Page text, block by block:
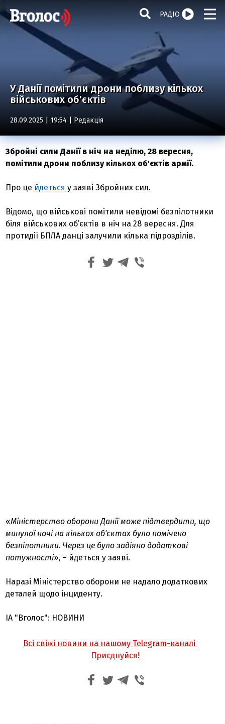
РАДІО
У Данії помітили дрони поблизу кількох
військових об'єктів
28.09.2025 | 19:54 | Редакція
Збройні сили Данії в ніч на неділю, 28 вересня,
помітили дрони поблизу кількох об'єктів армії.
Про це йдетьсяу заяві Збройних сил.
Відомо, що військові помітили невідомі безпілотники
біля військових об’єктів в ніч на 28 вересня. Для
протидії БПЛА данці залучили кілька підрозділів.
«Міністерство оборони Данії може підтвердити, що
минулої ночі на кількох об'єктах було помічено
безпілотники. Через це було задіяно додаткові
потужності», – йдеться у заяві.
Наразі Міністерство оборони не надало додаткових
деталей щодо інциденту.
ІА "Вголос": НОВИНИ
Всі свіжі новини на нашому Telegram-каналі
Приєднуйся!